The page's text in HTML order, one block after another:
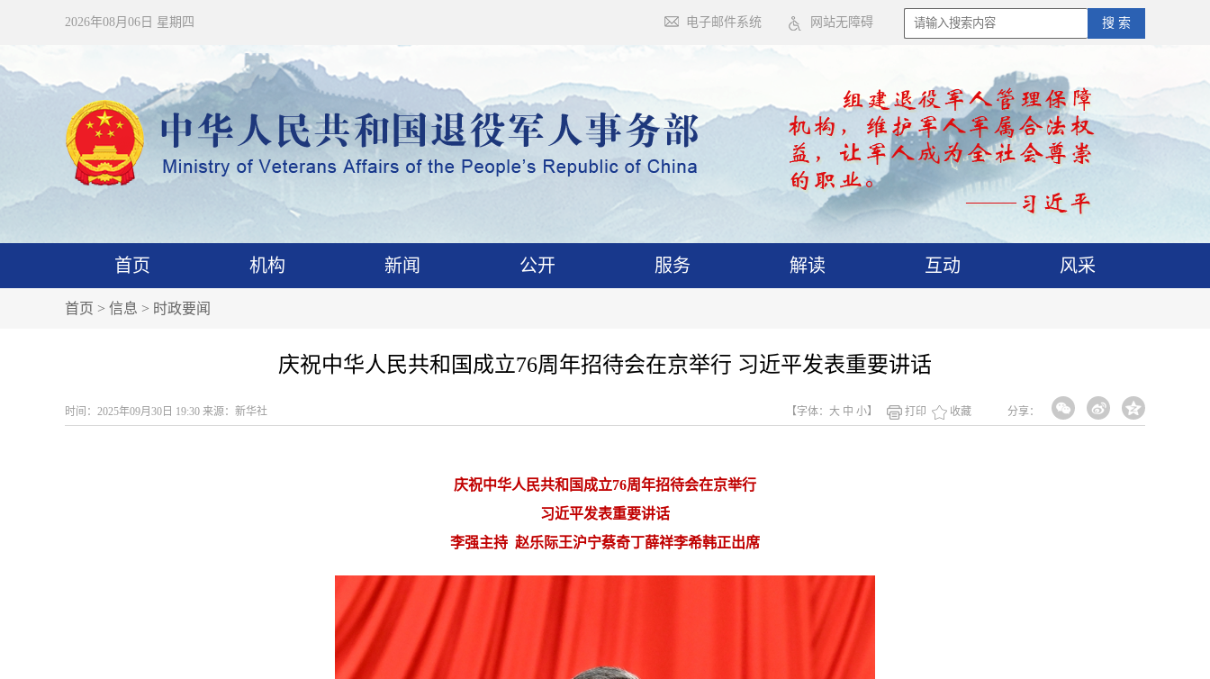
2026年08月06日 星期四 搜 索
电子邮件系统 网站无障碍
首页 机构 新闻 公开 服务 解读 互动 风采
首页 > 信息 > 时政要闻
庆祝中华人民共和国成立76周年招待会在京举行 习近平发表重要讲话
时间：2025年09月30日 19:30 来源：新华社 分享：
【字体： 大 中 小】 打印 收藏
庆祝中华人民共和国成立76周年招待会在京举行
习近平发表重要讲话
李强主持 赵乐际王沪宁蔡奇丁薛祥李希韩正出席